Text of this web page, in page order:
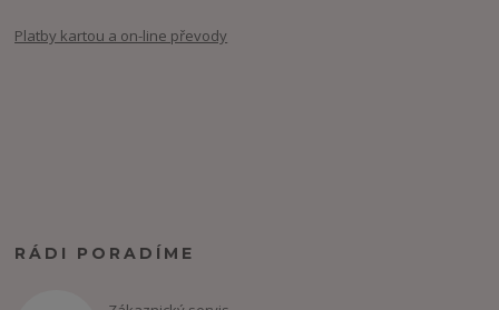
Platby kartou a on-line převody
RÁDI PORADÍME